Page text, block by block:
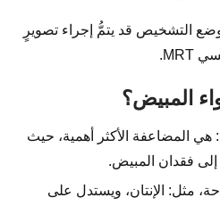
التشخيص قد يتمُّ إجراء تصويرٍ
المبيض؟
هي المضاعفة الأكثر أهمية، حيث
فقدان المبيض.
مثل: الإنتان، ويستدل على